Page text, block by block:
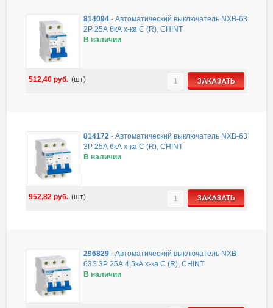
814094- Автоматический выключатель NXB-63
2P 25А 6кА х-ка C (R), CHINT
В наличии
512,40 руб. (шт) ЗАКАЗАТЬ
814172- Автоматический выключатель NXB-63
3P 25А 6кА х-ка C (R), CHINT
В наличии
952,82 руб. (шт) ЗАКАЗАТЬ
296829- Автоматический выключатель NXB-
63S 3P 25А 4,5кА х-ка C (R), CHINT
В наличии